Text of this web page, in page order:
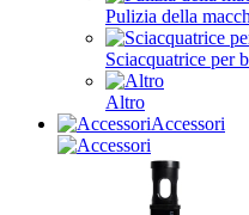
Pulizia della
Sciacquatrice per
Altro
Accessori